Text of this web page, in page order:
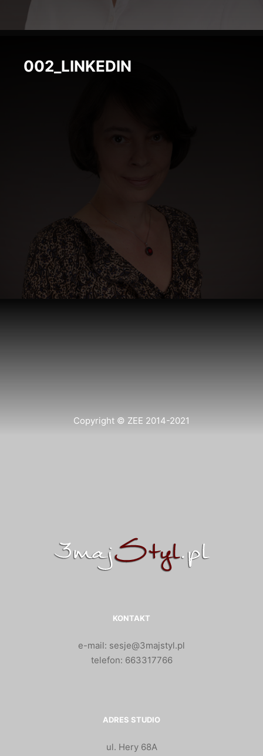
002_LINKEDIN
Copyright © ZEE 2014-2021
KONTAKT
e-mail: sesje@3majstyl.pl
telefon: 663317766
ADRES STUDIO
ul. Hery 68A